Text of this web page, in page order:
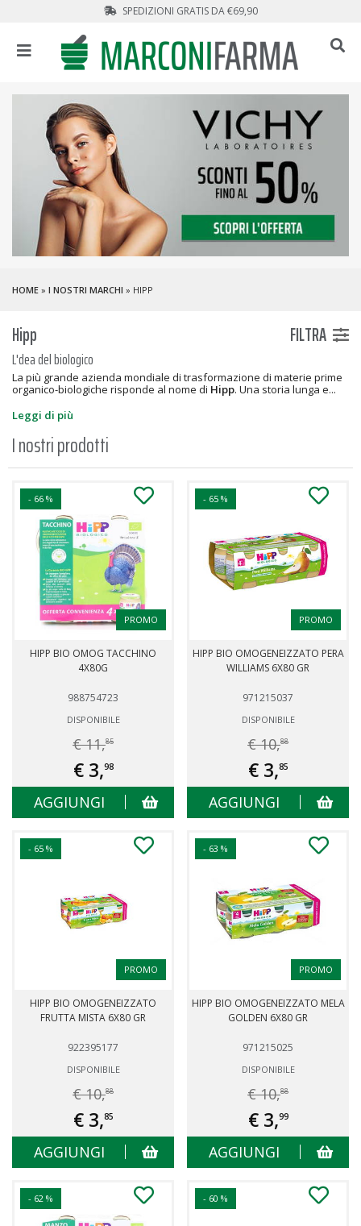
SPEDIZIONI GRATIS DA €69,90
HOME » I NOSTRI MARCHI » HIPP
Hipp FILTRA
L'dea del biologico
La più grande azienda mondiale di trasformazione di materie prime
organico-biologiche risponde al nome di Hipp. Una storia lunga e...
Leggi di più
I nostri prodotti
- 66 %
PROMO
HIPP BIO OMOG TACCHINO
4X80G
988754723
DISPONIBILE
€ 11,85
€ 3,98
AGGIUNGI
- 65 %
PROMO
HIPP BIO OMOGENEIZZATO PERA
WILLIAMS 6X80 GR
971215037
DISPONIBILE
€ 10,88
€ 3,85
AGGIUNGI
- 65 %
PROMO
HIPP BIO OMOGENEIZZATO
FRUTTA MISTA 6X80 GR
922395177
DISPONIBILE
€ 10,88
€ 3,85
AGGIUNGI
- 63 %
PROMO
HIPP BIO OMOGENEIZZATO MELA
GOLDEN 6X80 GR
971215025
DISPONIBILE
€ 10,88
€ 3,99
AGGIUNGI
- 62 % - 60 %